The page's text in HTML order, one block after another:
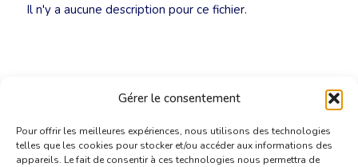
Gérer le consentement
Pour offrir les meilleures expériences, nous utilisons des technologies
telles que les cookies pour stocker et/ou accéder aux informations des
appareils. Le fait de consentir à ces technologies nous permettra de
Il n'y a aucune description pour ce fichier.